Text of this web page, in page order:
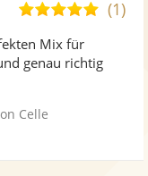
5,0
Sternen
(1)
Mix für
genau richtig
Celle